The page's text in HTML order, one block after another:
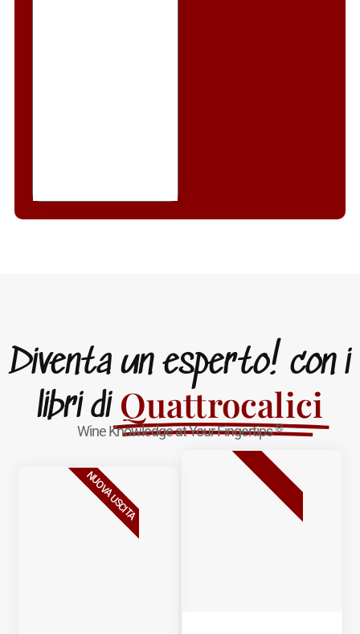
Diventa un esperto! con i
libri di Quattrocalici
Wine Knowledge at Your Fingertips®
NUOVA USCITA BESTSELLER